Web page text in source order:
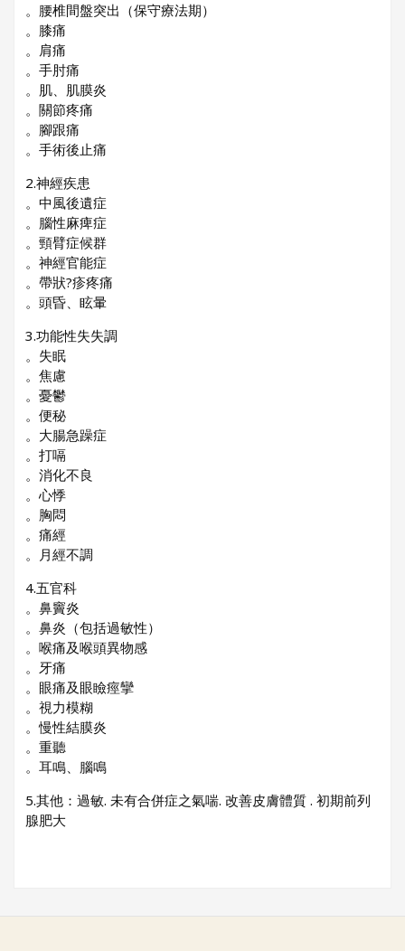
。腰椎間盤突出（保守療法期）
。膝痛
。肩痛
。手肘痛
。肌、肌膜炎
。關節疼痛
。腳跟痛
。手術後止痛
2.神經疾患
。中風後遺症
。腦性麻痺症
。頸臂症候群
。神經官能症
。帶狀?疹疼痛
。頭昏、眩暈
3.功能性失失調
。失眠
。焦慮
。憂鬱
。便秘
。大腸急躁症
。打嗝
。消化不良
。心悸
。胸悶
。痛經
。月經不調
4.五官科
。鼻竇炎
。鼻炎（包括過敏性）
。喉痛及喉頭異物感
。牙痛
。眼痛及眼瞼痙攣
。視力模糊
。慢性結膜炎
。重聽
。耳鳴、腦鳴
5.其他：過敏. 未有合併症之氣喘. 改善皮膚體質 . 初期前列
腺肥大